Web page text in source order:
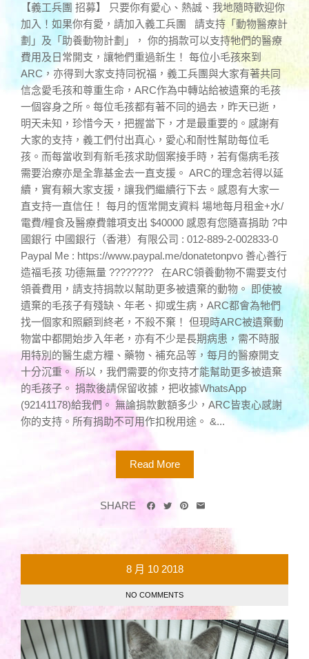
【義工兵團 招募】 只要你有愛心、熱誠、我地隨時歡迎你
加入！如果你有愛，請加入義工兵團 請支持「動物醫療計
劃」及「助養動物計劃」， 你的捐款可以支持牠們的醫療
費用及日常開支，讓牠們重過新生！ 每位小毛孩來到
ARC，亦得到大家支持同祝福，義工兵團與大家有著共同
信念愛毛孩和尊重生命，ARC作為中轉站給被遺棄的毛孩
一個容身之所。每位毛孩都有著不同的過去，昨天已逝，
明天未知，珍惜今天，把握當下，才是最重要的。感謝有
大家的支持，義工們付出真心，愛心和耐性幫助每位毛
孩。而每當收到有新毛孩求助個案接手時，若有傷病毛孩
需要治療亦是全靠基金去一直支援。 ARC的理念若得以延
續，實有賴大家支援，讓我們繼續行下去。感恩有大家一
直支持一直信任！ 每月的恆常開支資料 場地每月租金+水/
電費/糧食及醫療費雜項支出 $40000 感恩有您隨喜捐助 ?中
國銀行 中國銀行（香港）有限公司 : 012-889-2-002833-0
Paypal Me : https://www.paypal.me/donatetonpvo 善心善行
造福毛孩 功德無量 ???????? 在ARC領養動物不需要支付
領養費用，請支持捐款以幫助更多被遺棄的動物。 即使被
遺棄的毛孩子有殘缺、年老、抑或生病，ARC都會為牠們
找一個家和照顧到終老，不殺不棄！ 但現時ARC被遺棄動
物當中都開始步入年老，亦有不少是長期病患，需不時服
用特別的醫生處方糧、藥物、補充品等，每月的醫療開支
十分沉重。 所以，我們需要的你支持才能幫助更多被遺棄
的毛孩子。 捐款後請保留收據，把收據WhatsApp
(92141178)給我們。 無論捐款數額多少，ARC皆衷心感謝
你的支持。所有捐助不可用作扣稅用途。 &...
Read More
SHARE
8 月 10 2018
NO COMMENTS